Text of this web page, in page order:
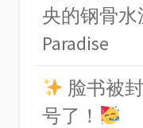
央的钢骨水
Paradise
脸书被
号了！